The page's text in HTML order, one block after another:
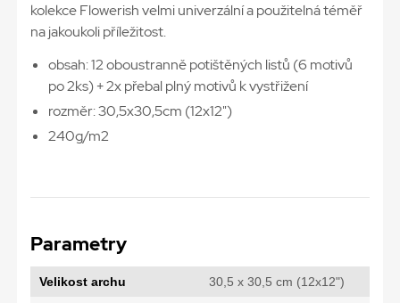
kolekce Flowerish velmi univerzální a použitelná téměř
na jakoukoli příležitost.
obsah: 12 oboustranně potištěných listů (6 motivů
po 2ks) + 2x přebal plný motivů k vystřižení
rozměr: 30,5x30,5cm (12x12")
240g/m2
Parametry
Velikost archu 30,5 x 30,5 cm (12x12")